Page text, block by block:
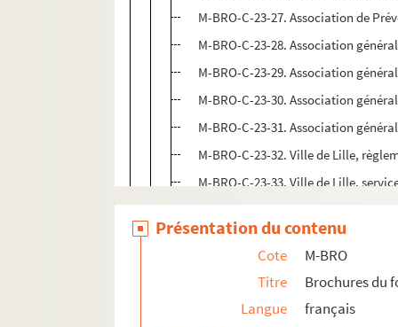
M-BRO-C-23-27. Association de
M-BRO-C-23-28. Association
M-BRO-C-23-29. Association
M-BRO-C-23-30. Association
M-BRO-C-23-31. Association
M-BRO-C-23-32. Ville de Lille,
M-BRO-C-23-33. Ville de Lille,
M-BRO-C-23-34. Ville de Lille,
M-BRO-C-23-35. Association des
M-BRO-C-23-36. Association des
M-BRO-C-23-37. Société horticole
M-BRO-C-23-38. La Prévoyance,
Présentation du contenu
Cote
M-BRO
Titre
Brochures du
Langue
français